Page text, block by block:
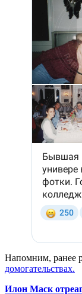
Напомним, ранее
домогательствах.
Илон Маск